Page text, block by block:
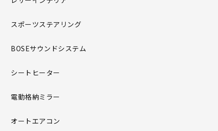
スポーツステアリング
BOSEサウンドシステム
シートヒーター
電動格納ミラー
オートエアコン